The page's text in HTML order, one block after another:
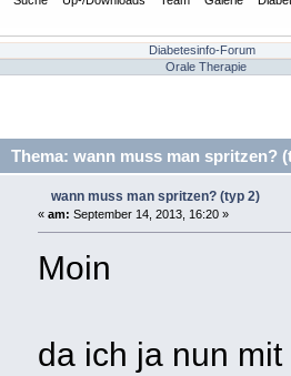
Diabetesinfo-Forum
Orale Therapie
Thema: wann muss man spritzen?
wann muss man spritzen? (typ 2)
« am: September 14, 2013, 16:20 »
Moin
da ich ja nun